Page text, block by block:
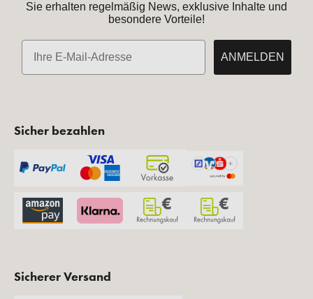
Sie erhalten regelmäßig News, exklusive Inhalte und
besondere Vorteile!
E-Mail
ANMELDEN
Sicher bezahlen
Sicherer Versand